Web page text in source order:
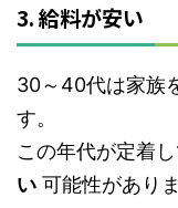
3. 給料が安い
30～40代は家族
す。
この年代が定着
い 可能性がありま